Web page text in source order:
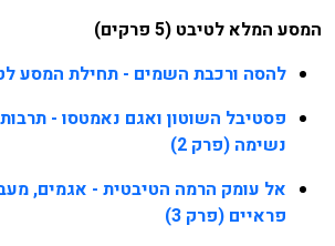
המסע המלא לטיבט (5 פרקים)
להסה ורכבת השמים - תחילת המסע
פסטיבל השוטון ואגם נאמטסו - תרבות
נשימה (פרק 2)
אל עומק הרמה הטיבטית - אגמים,
פראיים (פרק 3)